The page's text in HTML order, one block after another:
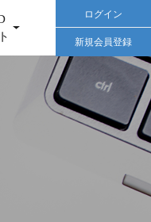
ログイン
新規会員登録